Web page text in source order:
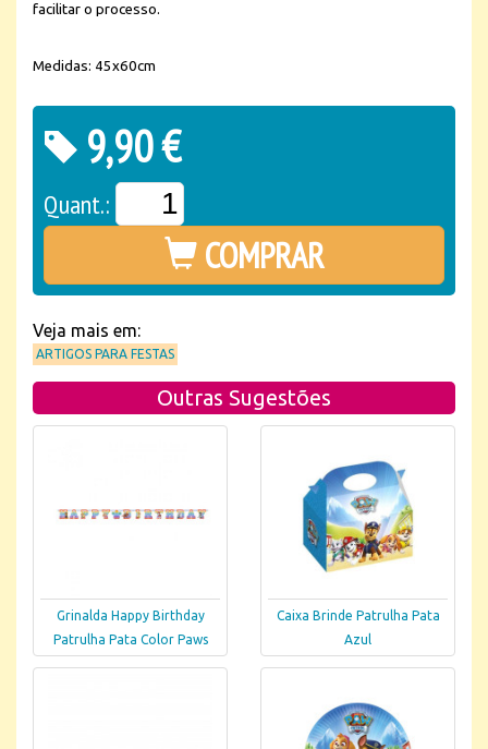
facilitar o processo.
Medidas: 45x60cm
9,90 €
Quant.:
COMPRAR
Veja mais em:
ARTIGOS PARA FESTAS
Outras Sugestões
Grinalda Happy Birthday
Patrulha Pata Color Paws
Caixa Brinde Patrulha Pata
Azul